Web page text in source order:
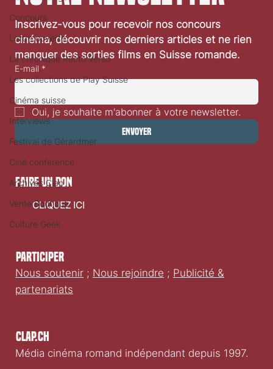
Concours
Lettre ouverte
La chronique Recto Verso
Les collections de Play Suisse
Cinéma suisse
Interviews
Festival de Gérardmer
Ciné conférence
Archives Clap
Vente Boutique
Culture Geek
Inscrivez-vous pour recevoir nos concours
cinéma, découvrir nos derniers articles et ne rien
manquer des sorties films en Suisse romande.
E-mail *
Oui, je souhaite m'abonner à votre newsletter.
Envoyer
Clap.ch
Média cinéma romand indépendant depuis 1997.
Participer
Nous soutenir ; Nous rejoindre ; Publicité &
partenariats
faire un don
CLIQUEZ ICI